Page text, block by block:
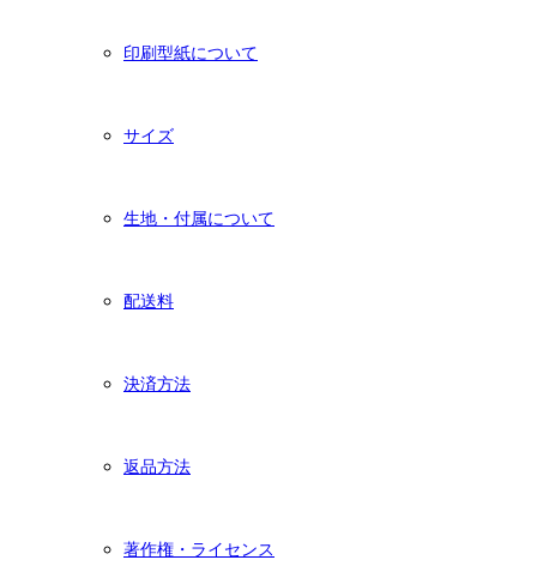
印刷型紙について
サイズ
生地・付属について
配送料
決済方法
返品方法
著作権・ライセンス